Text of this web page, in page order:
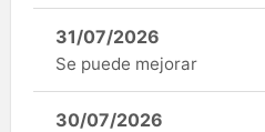
31/07/2026
Se puede mejorar
30/07/2026